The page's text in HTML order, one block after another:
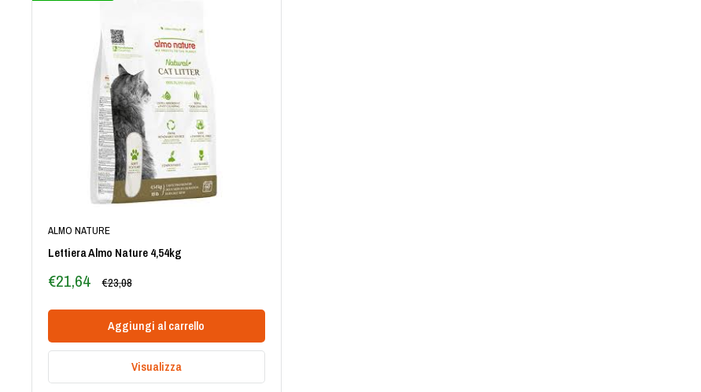
ALMO NATURE
Lettiera Almo Nature 4,54kg
Prezzo
scontato
€21,64 Prezzo
€23,08
Aggiungi al carrello
Visualizza